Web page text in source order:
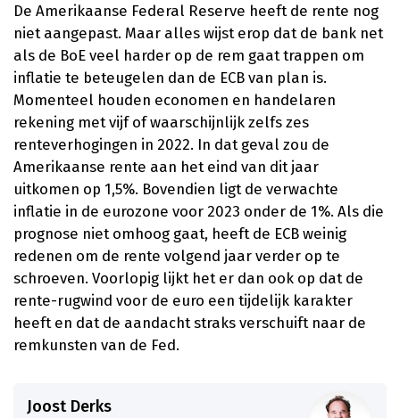
De Amerikaanse Federal Reserve heeft de rente nog
niet aangepast. Maar alles wijst erop dat de bank net
als de BoE veel harder op de rem gaat trappen om
inflatie te beteugelen dan de ECB van plan is.
Momenteel houden economen en handelaren
rekening met vijf of waarschijnlijk zelfs zes
renteverhogingen in 2022. In dat geval zou de
Amerikaanse rente aan het eind van dit jaar
uitkomen op 1,5%. Bovendien ligt de verwachte
inflatie in de eurozone voor 2023 onder de 1%. Als die
prognose niet omhoog gaat, heeft de ECB weinig
redenen om de rente volgend jaar verder op te
schroeven. Voorlopig lijkt het er dan ook op dat de
rente-rugwind voor de euro een tijdelijk karakter
heeft en dat de aandacht straks verschuift naar de
remkunsten van de Fed.
Joost Derks